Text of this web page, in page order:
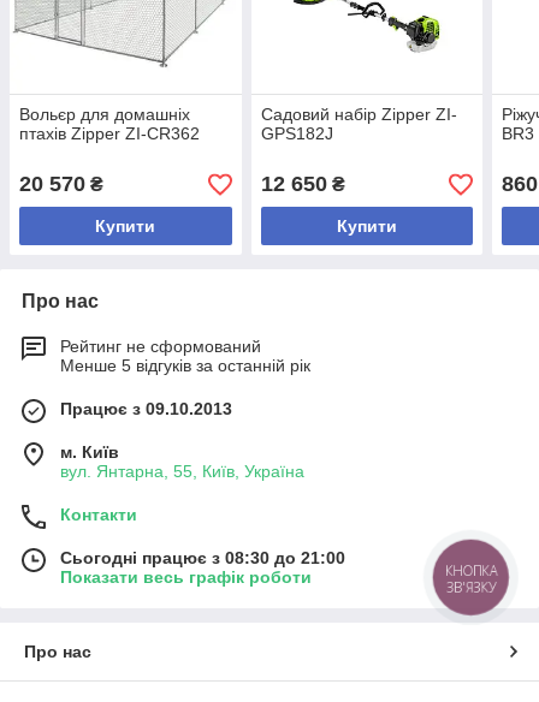
Вольєр для домашніх
птахів Zipper ZI-CR362
20 570 ₴
Купити
Садовий набір Zipper ZI-
GPS182J
12 650₴
Купити
BR3
860
Про нас
Рейтинг не сформований
Менше 5 відгуків за останній рік
Працює з 09.10.2013
м. Київ
вул. Янтарна, 55, Київ, Україна
Контакти
Сьогодні працює з 08:30 до 21:00
Показати весь графік роботи
Про нас
КНОПКА
ЗВ'ЯЗКУ